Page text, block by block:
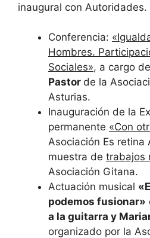
inaugural con Autoridades.
Conferencia:
Hombres.
Sociales», a cargo de
Pastor de la
Asturias.
Inauguración de la
permanente «Con
Asociación Es retina
muestra de trabajos
Asociación Gitana.
Actuación musical
podemos fusionar»
a la guitarra y
organizado por la